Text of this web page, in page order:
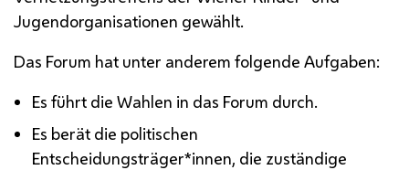
Jugendorganisationen gewählt.
Das Forum hat unter anderem folgende Aufgaben:
Es führt die Wahlen in das Forum durch.
Es berät die politischen
Entscheidungsträger*innen, die zuständige